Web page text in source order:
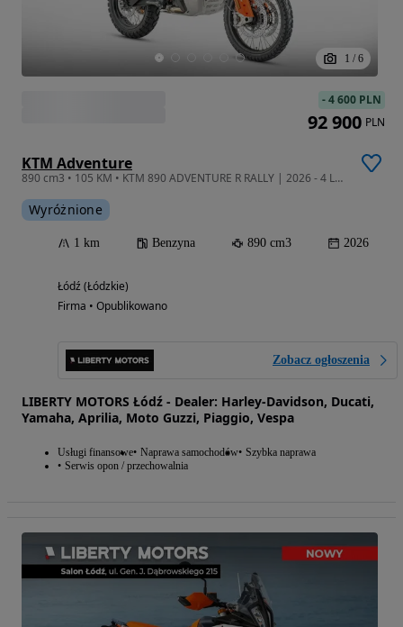
1 / 6
KTM Adventure
890 cm3 • 105 KM • KTM 890 ADVENTURE R RALLY | 2026 - 4 Lata Gwarancji / FV23% / ŁÓDŹ
Wyróżnione
1 km Benzyna 890 cm3 2026
Łódź (Łódzkie)
Firma • Opublikowano
Zobacz ogłoszenia
LIBERTY MOTORS Łódź - Dealer: Harley-Davidson, Ducati,
Yamaha, Aprilia, Moto Guzzi, Piaggio, Vespa
Usługi finansowe Naprawa samochodów Szybka naprawa
Serwis opon / przechowalnia
-4 600 PLN
92 900 PLN